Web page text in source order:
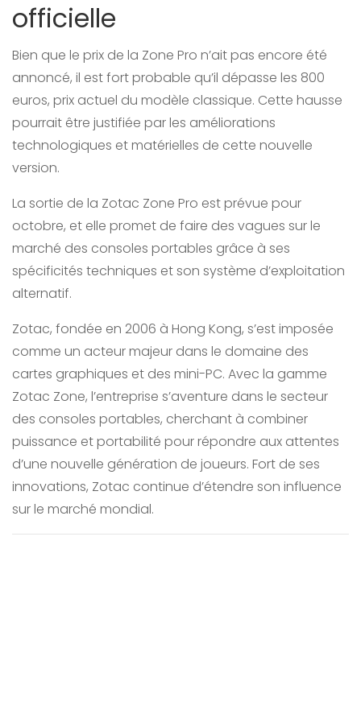
officielle
Bien que le prix de la Zone Pro n’ait pas encore été
annoncé, il est fort probable qu’il dépasse les 800
euros, prix actuel du modèle classique. Cette hausse
pourrait être justifiée par les améliorations
technologiques et matérielles de cette nouvelle
version.
La sortie de la Zotac Zone Pro est prévue pour
octobre, et elle promet de faire des vagues sur le
marché des consoles portables grâce à ses
spécificités techniques et son système d’exploitation
alternatif.
Zotac, fondée en 2006 à Hong Kong, s’est imposée
comme un acteur majeur dans le domaine des
cartes graphiques et des mini-PC. Avec la gamme
Zotac Zone, l’entreprise s’aventure dans le secteur
des consoles portables, cherchant à combiner
puissance et portabilité pour répondre aux attentes
d’une nouvelle génération de joueurs. Fort de ses
innovations, Zotac continue d’étendre son influence
sur le marché mondial.